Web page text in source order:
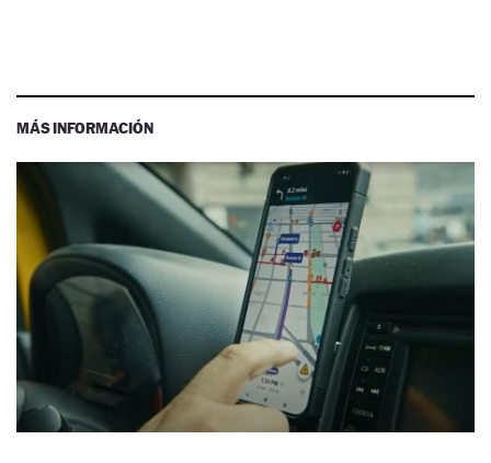
MÁS INFORMACIÓN